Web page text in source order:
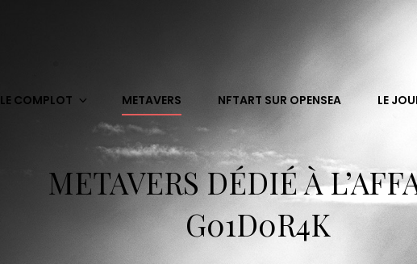
LE COMPLOT METAVERS NFTART SUR OPENSEA LE
METAVERS DÉDIÉ À
G01D0R4K